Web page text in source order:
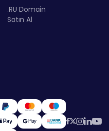
.RU Domain
Satın Al